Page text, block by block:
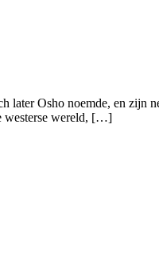
Osho noemde, en zijn
westerse wereld, […]